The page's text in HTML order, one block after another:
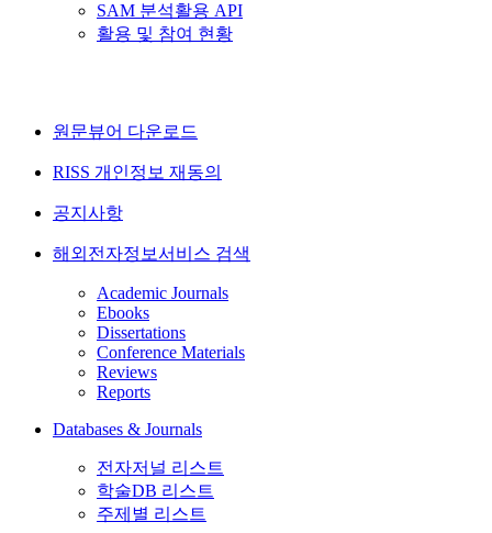
SAM 분석활용 API
활용 및 참여 현황
원문뷰어 다운로드
RISS 개인정보 재동의
공지사항
해외전자정보서비스 검색
Academic Journals
Ebooks
Dissertations
Conference Materials
Reviews
Reports
Databases & Journals
전자저널 리스트
학술DB 리스트
주제별 리스트